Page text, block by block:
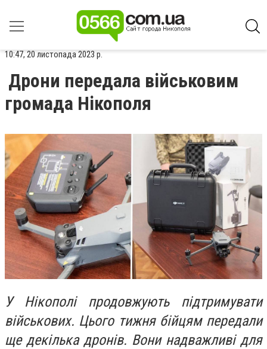
10:47, 20 листопада 2023 р.
Дрони передала військовим
громада Нікополя
У Нікополі продовжують підтримувати
військових. Цього тижня бійцям передали
ще декілька дронів. Вони надважливі для